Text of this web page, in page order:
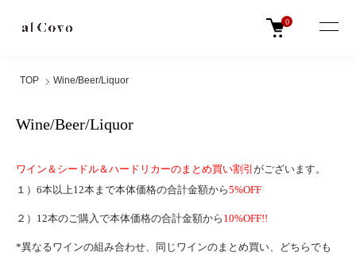
0
TOP Wine/Beer/Liquor
Wine/Beer/Liquor
ワイン＆シードル＆ハードリカーのまとめ買い割引 がございます。
１）6本以上12本まで本体価格の合計金額から5%OFF
２）12本のご購入で本体価格の合計金額から 10%OFF!!
*異なるワインの組み合わせ、同じワインのまとめ買い、どちらでも